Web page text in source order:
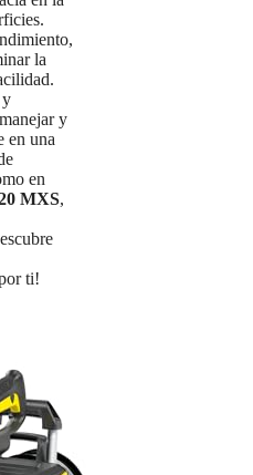
la
y
y
en una
en
MXS,
ti!